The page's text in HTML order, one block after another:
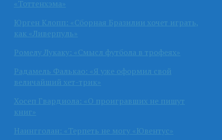
«Тоттенхэма»
Юрген Клопп: «Сборная Бразилии хочет играть,
как «Ливерпуль»
Ромелу Лукаку: «Смысл футбола в трофеях»
Радамель Фалькао: «Я уже оформил свой
величайший хет-трик»
Хосеп Гвардиола: «О проигравших не пишут
книг»
Наингголан: «Терпеть не могу «Ювентус»